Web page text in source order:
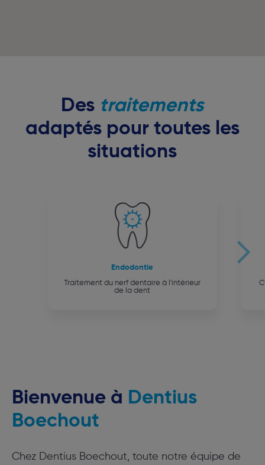
Des traitements
adaptés pour toutes les
situations
Endodontie
Traitement du nerf dentaire à l'intérieur
de la dent
Bienvenue à Dentius
Boechout
Chez Dentius Boechout, toute notre équipe de